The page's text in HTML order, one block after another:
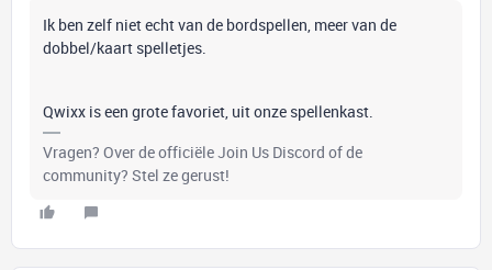
Ik ben zelf niet echt van de bordspellen, meer van de
dobbel/kaart spelletjes.
Qwixx is een grote favoriet, uit onze spellenkast.
Vragen? Over de officiële Join Us Discord of de
community? Stel ze gerust!